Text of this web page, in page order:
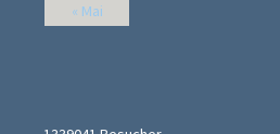
« Mai